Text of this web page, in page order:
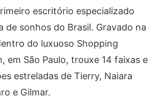
escritório especializado
de sonhos do Brasil. Gravado na
do luxuoso Shopping
em São Paulo, trouxe 14 faixas e
estreladas de Tierry, Naiara
e Gilmar.